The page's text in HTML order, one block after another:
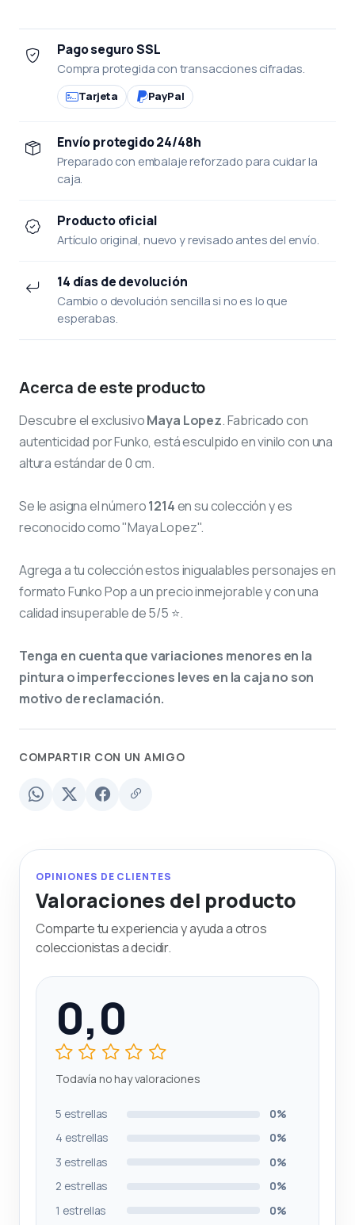
Pago seguro SSL
Compra protegida con transacciones cifradas.
Tarjeta PayPal
Envío protegido 24/48h
Preparado con embalaje reforzado para cuidar la
caja.
Producto oficial
Artículo original, nuevo y revisado antes del envío.
14 días de devolución
Cambio o devolución sencilla si no es lo que
esperabas.
Acerca de este producto
Descubre el exclusivoMaya Lopez. Fabricado con
autenticidad por Funko, está esculpido en vinilo con una
altura estándar de 0 cm.
Se le asigna el número1214en su colección y es
reconocido como "Maya Lopez".
Agrega a tu colección estos inigualables personajes en
formato Funko Pop a un precio inmejorable y con una
calidad insuperable de 5/5 ⭐.
Tenga en cuenta que variaciones menores en la
pintura o imperfecciones leves en la caja no son
motivo de reclamación.
COMPARTIR CON UN AMIGO
OPINIONES DE CLIENTES
Valoraciones del producto
Comparte tu experiencia y ayuda a otros
coleccionistas a decidir.
0,0
Todavía no hay valoraciones
5 estrellas
0%
4 estrellas
0%
3 estrellas
0%
2 estrellas
0%
1 estrellas
0%